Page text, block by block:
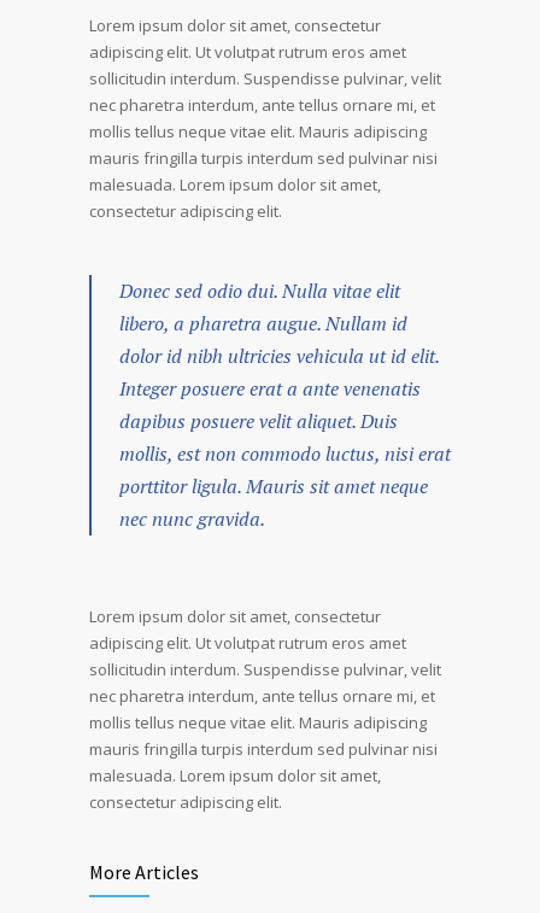
Lorem ipsum dolor sit amet, consectetur
adipiscing elit. Ut volutpat rutrum eros amet
sollicitudin interdum. Suspendisse pulvinar, velit
nec pharetra interdum, ante tellus ornare mi, et
mollis tellus neque vitae elit. Mauris adipiscing
mauris fringilla turpis interdum sed pulvinar nisi
malesuada. Lorem ipsum dolor sit amet,
consectetur adipiscing elit.
Donec sed odio dui. Nulla vitae elit
libero, a pharetra augue. Nullam id
dolor id nibh ultricies vehicula ut id elit.
Integer posuere erat a ante venenatis
dapibus posuere velit aliquet. Duis
mollis, est non commodo luctus, nisi erat
porttitor ligula. Mauris sit amet neque
nec nunc gravida.
Lorem ipsum dolor sit amet, consectetur
adipiscing elit. Ut volutpat rutrum eros amet
sollicitudin interdum. Suspendisse pulvinar, velit
nec pharetra interdum, ante tellus ornare mi, et
mollis tellus neque vitae elit. Mauris adipiscing
mauris fringilla turpis interdum sed pulvinar nisi
malesuada. Lorem ipsum dolor sit amet,
consectetur adipiscing elit.
More Articles